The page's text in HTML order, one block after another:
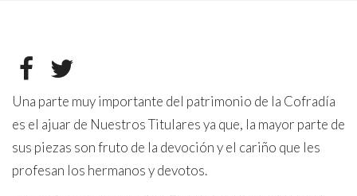
Una parte muy importante del patrimonio de la Cofradía
es el ajuar de Nuestros Titulares ya que, la mayor parte de
sus piezas son fruto de la devoción y el cariño que les
profesan los hermanos y devotos.